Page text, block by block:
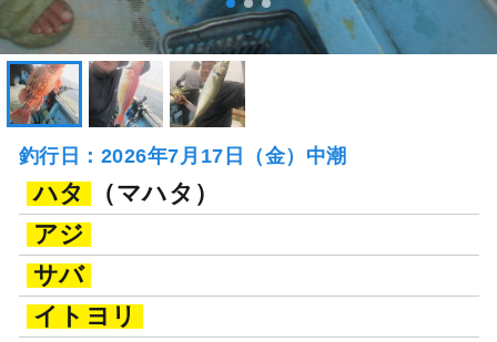
釣行日：2026年7月17日（金）中潮
ハタ
（マハタ）
アジ
サバ
イトヨリ